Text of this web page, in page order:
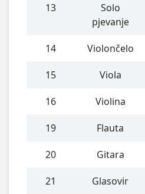
13
Solo
pjevanje
14 Violončelo
15 Viola
16 Violina
19 Flauta
20 Gitara
21 Glasovir